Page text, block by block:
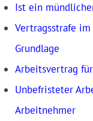
Ist ein
Vertragsstrafe
Grundlage
Arbeitsvertrag
Unbefristeter
Arbeitnehmer